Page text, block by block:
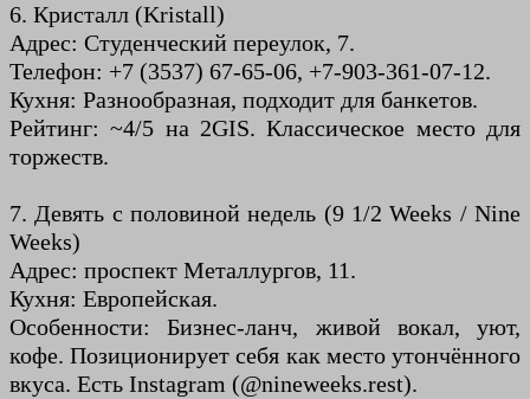
6. Кристалл (Kristall)
Адрес: Студенческий переулок, 7.
Телефон: +7 (3537) 67-65-06, +7-903-361-07-12.
Кухня: Разнообразная, подходит для банкетов.
Рейтинг: ~4/5 на 2GIS. Классическое место для
торжеств.
7. Девять с половиной недель (9 1/2 Weeks / Nine
Weeks)
Адрес: проспект Металлургов, 11.
Кухня: Европейская.
Особенности: Бизнес-ланч, живой вокал, уют,
кофе. Позиционирует себя как место утончённого
вкуса. Есть Instagram (@nineweeks.rest).